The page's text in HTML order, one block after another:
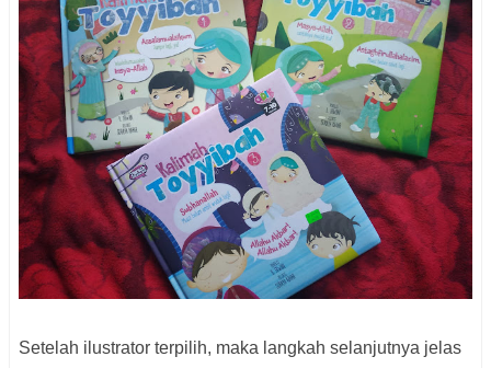
Setelah ilustrator terpilih, maka langkah selanjutnya jelas